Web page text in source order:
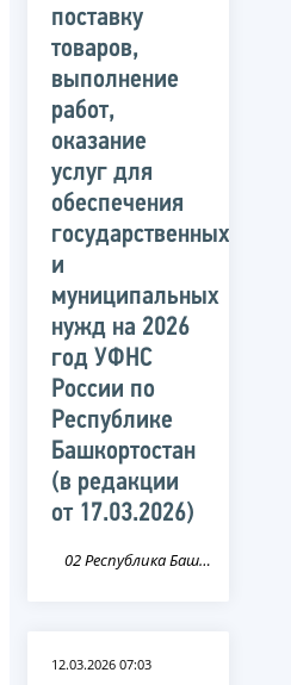
поставку
товаров,
выполнение
работ,
оказание
услуг для
обеспечения
государственных
и
муниципальных
нужд на 2026
год УФНС
России по
Республике
Башкортостан
(в редакции
от 17.03.2026)
02 Республика Башкортостан
12.03.2026 07:03